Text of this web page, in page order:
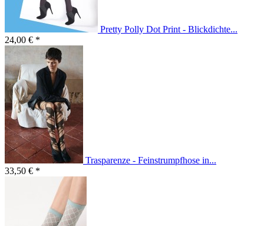
Pretty Polly Dot Print - Blickdichte...
24,00 € *
Trasparenze - Feinstrumpfhose in...
33,50 € *